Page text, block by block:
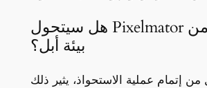
هل سيتحول Pixelmator إلى جزء من
بيئة أبل؟
إتمام عملية الاستحواذ، يثير ذلك